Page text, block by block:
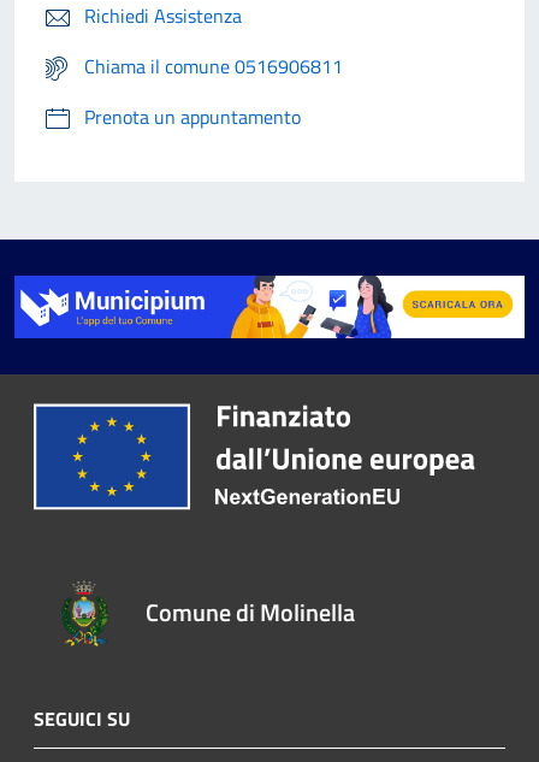
Richiedi Assistenza
Chiama il comune 0516906811
Prenota un appuntamento
Comune di Molinella
SEGUICI SU